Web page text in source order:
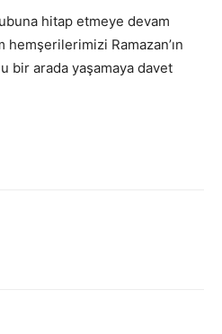
hitap etmeye devam
Ramazan’ın
bir arada yaşamaya davet